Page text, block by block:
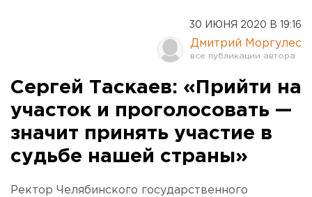
30 ИЮНЯ 2020 В 19:16
Дмитрий Моргулес
Сергей Таскаев: «Прийти на
участок и проголосовать —
значит принять участие в
судьбе нашей страны»
Ректор Челябинского государственного